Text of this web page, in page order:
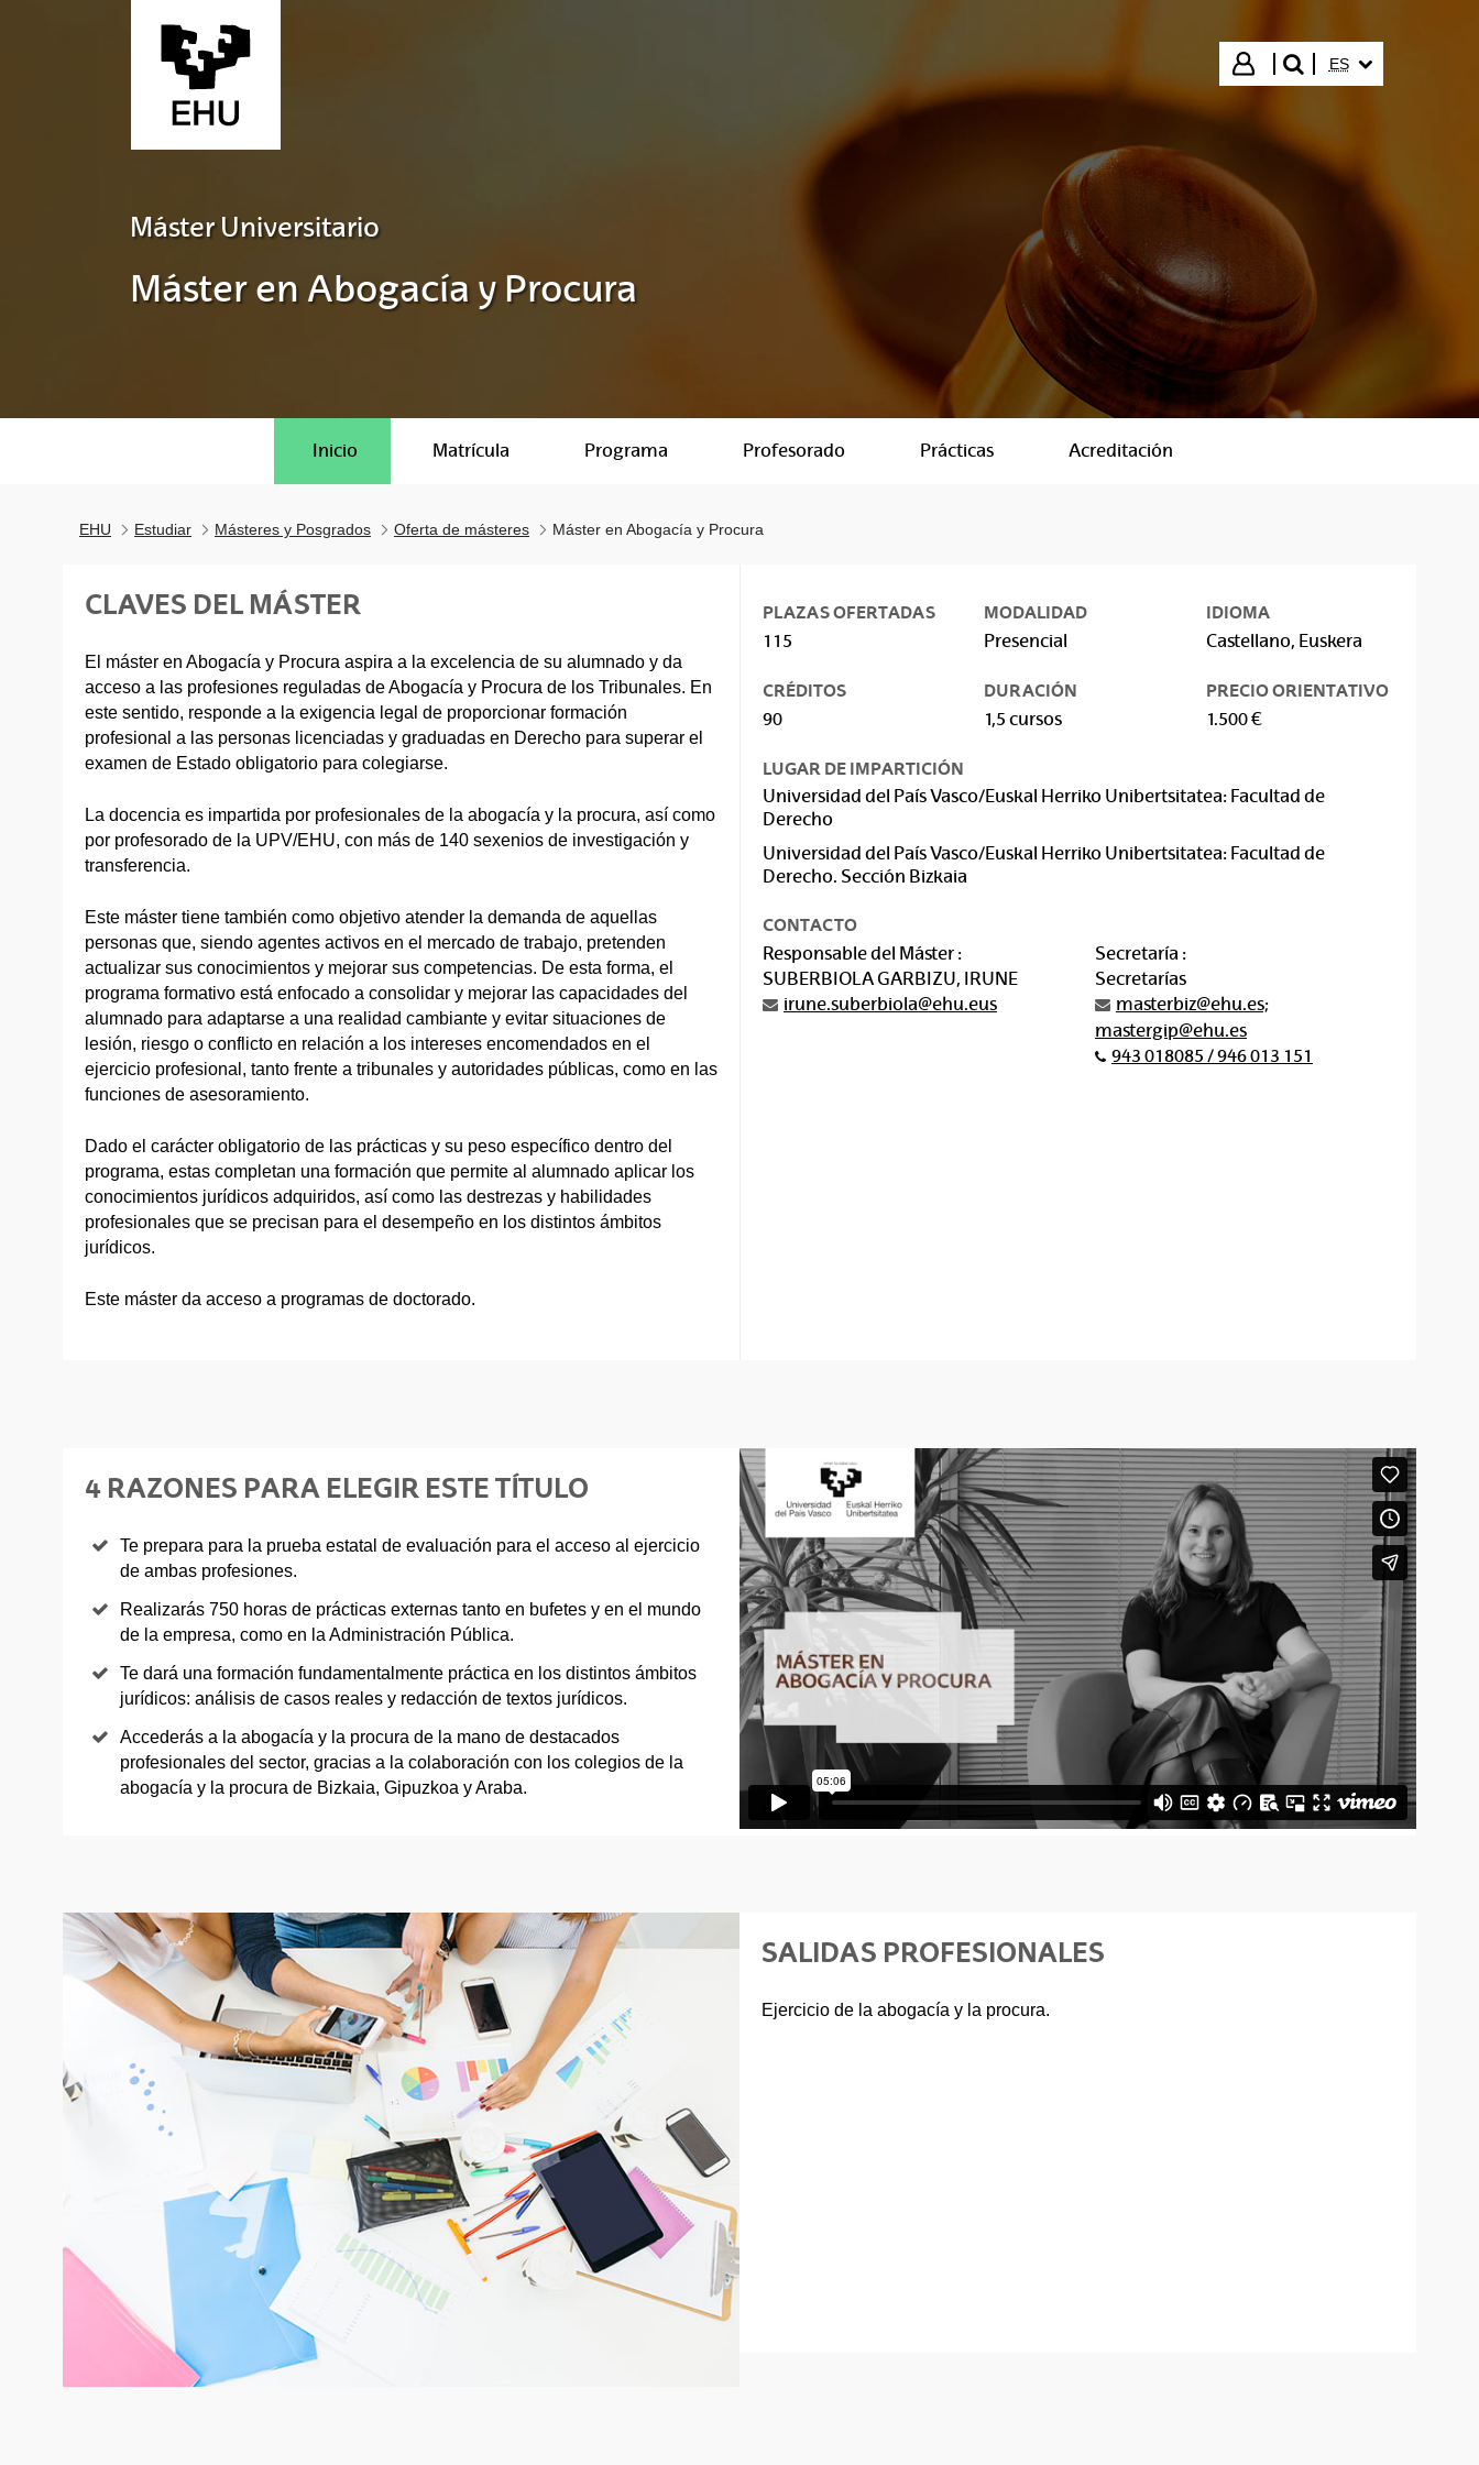
Iniciar sesión
buscar"
ES
Máster Universitario
Máster en Abogacía y Procura
Inicio Matrícula Programa Profesorado Prácticas Acreditación
EHU Estudiar Másteres y Posgrados Oferta de másteres Máster en Abogacía y Procura
CLAVES DEL MÁSTER
El máster en Abogacía y Procura aspira a la excelencia de su alumnado y da
acceso a las profesiones reguladas de Abogacía y Procura de los Tribunales. En
este sentido, responde a la exigencia legal de proporcionar formación
profesional a las personas licenciadas y graduadas en Derecho para superar el
examen de Estado obligatorio para colegiarse.
La docencia es impartida por profesionales de la abogacía y la procura, así como
por profesorado de la UPV/EHU, con más de 140 sexenios de investigación y
transferencia.
Este máster tiene también como objetivo atender la demanda de aquellas
personas que, siendo agentes activos en el mercado de trabajo, pretenden
actualizar sus conocimientos y mejorar sus competencias. De esta forma, el
programa formativo está enfocado a consolidar y mejorar las capacidades del
alumnado para adaptarse a una realidad cambiante y evitar situaciones de
lesión, riesgo o conflicto en relación a los intereses encomendados en el
ejercicio profesional, tanto frente a tribunales y autoridades públicas, como en las
funciones de asesoramiento.
Dado el carácter obligatorio de las prácticas y su peso específico dentro del
programa, estas completan una formación que permite al alumnado aplicar los
conocimientos jurídicos adquiridos, así como las destrezas y habilidades
profesionales que se precisan para el desempeño en los distintos ámbitos
jurídicos.
Este máster da acceso a programas de doctorado.
PLAZAS OFERTADAS
115
MODALIDAD
Presencial
IDIOMA
Castellano, Euskera
CRÉDITOS
90
DURACIÓN
1,5 cursos
PRECIO ORIENTATIVO
1.500 €
LUGAR DE IMPARTICIÓN
Universidad del País Vasco/Euskal Herriko Unibertsitatea: Facultad de
Derecho
Universidad del País Vasco/Euskal Herriko Unibertsitatea: Facultad de
Derecho. Sección Bizkaia
CONTACTO
Responsable del Máster :
SUBERBIOLA GARBIZU, IRUNE
irune.suberbiola@ehu.eus
Secretaría :
Secretarías
masterbiz@ehu.es;
mastergip@ehu.es
943 018085 / 946 013 151
4 RAZONES PARA ELEGIR ESTE TÍTULO
Te prepara para la prueba estatal de evaluación para el acceso al ejercicio
de ambas profesiones.
Realizarás 750 horas de prácticas externas tanto en bufetes y en el mundo
de la empresa, como en la Administración Pública.
Te dará una formación fundamentalmente práctica en los distintos ámbitos
jurídicos: análisis de casos reales y redacción de textos jurídicos.
Accederás a la abogacía y la procura de la mano de destacados
profesionales del sector, gracias a la colaboración con los colegios de la
abogacía y la procura de Bizkaia, Gipuzkoa y Araba.
SALIDAS PROFESIONALES
Ejercicio de la abogacía y la procura.